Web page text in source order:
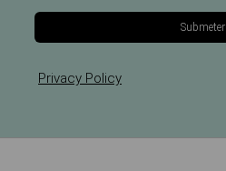
Submeter
Privacy Policy